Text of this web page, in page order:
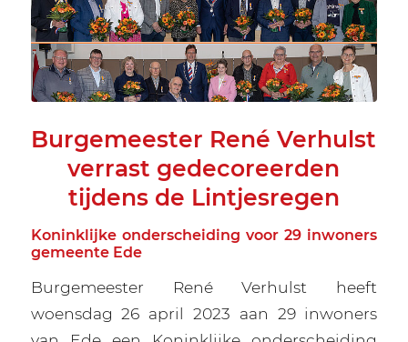
Burgemeester René Verhulst
verrast gedecoreerden
tijdens de Lintjesregen
Koninklijke onderscheiding voor 29 inwoners
gemeente Ede
Burgemeester René Verhulst heeft
woensdag 26 april 2023 aan 29 inwoners